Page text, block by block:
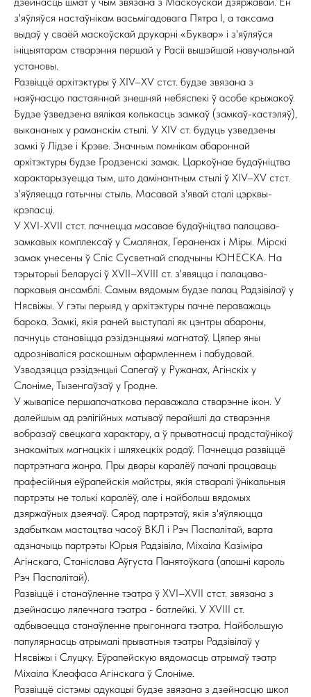
з'яўляўся настаўнікам васьмігадовага Пятра I, а таксама
выдаў у сваёй маскоўскай друкарні «Буквар» і з'яўляўся
ініцыятарам стварэння першай у Расіі вышэйшай навучальнай
установы.
Развіццё архітэктуры ў XIV–XV стст. будзе звязана з
наяўнасцю пастаяннай знешняй небяспекі ў асобе крыжакоў.
Будзе ўзведзена вялікая колькасць замкаў (замкаў-кастэляў),
выкананых у раманскім стылі. У XIV ст. будуць узведзены
замкі ў Лідзе і Крэве. Значным помнікам абароннай
архітэктуры будзе Гродзенскі замак. Царкоўнае будаўніцтва
характарызуецца тым, што дамінантным стылі ў XIV–XV стст.
з'яўляецца гатычны стыль. Масавай з'явай сталі цэрквы-
крэпасці.
У XVI-XVII стст. пачнецца масавае будаўніцтва палацава-
замкавых комплексаў у Смалянах, Гераненах і Міры. Мірскі
замак унесены ў Спіс Сусветнай спадчыны ЮНЕСКА. На
тэрыторыі Беларусі ў XVII–XVIII ст. з'явяцца і палацава-
паркавыя ансамблі. Самым вядомым будзе палац Радзівілаў у
Нясвіжы. У гэты перыяд у архітэктуры пачне пераважаць
барока. Замкі, якія раней выступалі як цэнтры абароны,
пачнуць станавіцца рэзідэнцыямі магнатаў. Цяпер яны
адрозніваліся раскошным афармленнем і пабудовай.
Узводзяцца рэзідэнцыі Сапегаў у Ружанах, Агінскіх у
Слоніме, Тызенгаўзаў у Гродне.
У жывапісе першапачаткова пераважала стварэнне ікон. У
далейшым ад рэлігійных матываў перайшлі да стварэння
вобразаў свецкага характару, а ў прыватнасці прадстаўнікоў
знакамітых магнацкіх і шляхецкіх родаў. Пачнецца развіццё
партрэтнага жанра. Пры двары каралёў пачалі працаваць
прафесійныя еўрапейскія майстры, якія стваралі ўнікальныя
партрэты не толькі каралёў, але і найбольш вядомых
дзяржаўных дзеячаў. Сярод партрэтаў, якія з'яўляюцца
здабыткам мастацтва часоў ВКЛ і Рэч Паспалітай, варта
адзначыць партрэты Юрыя Радзівіла, Міхаіла Казіміра
Агінскага, Станіслава Аўгуста Панятоўкага (апошні кароль
Рэч Паспалітай).
Развіццё і станаўленне тэатра ў XVI–XVII стст. звязана з
дзейнасцю лялечнага тэатра - батлейкі. У XVIII ст.
адбываецца станаўленне прыгоннага тэатра. Найбольшую
папулярнасць атрымалі прыватныя тэатры Радзівілаў у
Нясвіжы і Слуцку. Еўрапейскую вядомасць атрымаў тэатр
Міхаіла Клеафаса Агінскага ў Слоніме.
Развіццё сістэмы адукацыі будзе звязана з дзейнасцю школ